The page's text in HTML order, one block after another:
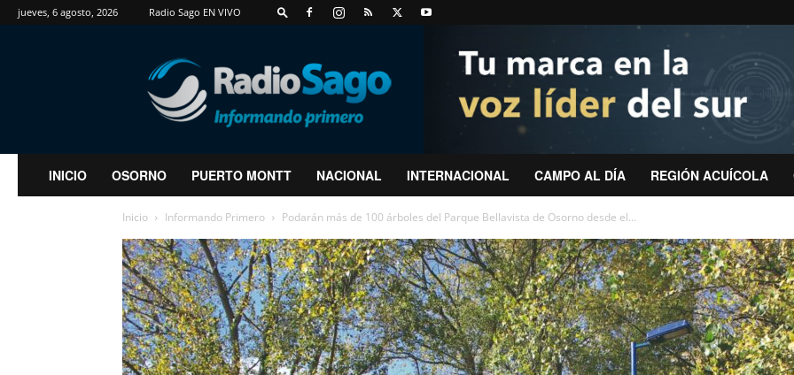
jueves, 6 agosto, 2026 Radio Sago EN VIVO
RadioSago
INICIO OSORNO PUERTO MONTT NACIONAL INTERNACIONAL CAMPO AL DÍA REGIÓN ACUÍCOLA
Inicio Informando Primero Podarán más de 100 árboles del Parque Bellavista de Osorno desde el...